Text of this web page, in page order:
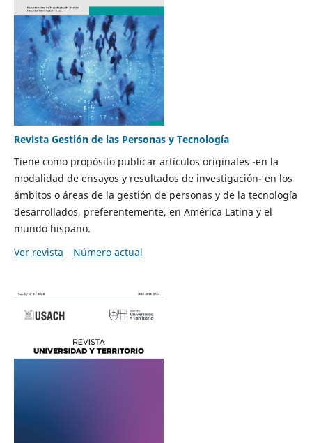
Revista Gestión de las Personas y Tecnología
Tiene como propósito publicar artículos originales -en la
modalidad de ensayos y resultados de investigación- en los
ámbitos o áreas de la gestión de personas y de la tecnología
desarrollados, preferentemente, en América Latina y el
mundo hispano.
Ver revista
Número actual